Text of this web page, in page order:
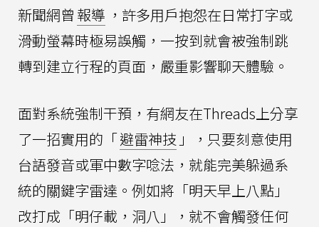
新聞網曾 報導 ，許多用戶抱怨在日常打字或
滑動螢幕時極易誤觸，一按到就會被強制跳
轉到建立行程的頁面，嚴重影響聊天體驗。
面對系統強制干預，有網友在Threads上分享
了一招實用的「避雷神技 」，只要刻意使用
台語發音或軍中數字唸法，就能完美躲過系
統的關鍵字雷達。例如將「明天早上八點」
改打成「明仔載，洞八」，就不會觸發任何